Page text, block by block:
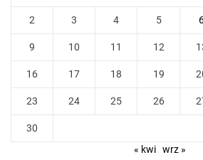
2 3 4 5
9 10 11 12
16 17 18 19
23 24 25 26
30
« kwi wrz »